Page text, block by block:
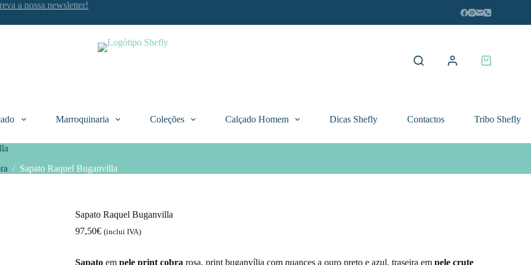
a nossa newsletter!
Carrinho
Marroquinaria Coleções Calçado Homem Dicas Shefly Contactos Tribo Shefly
/ Sapato Raquel Buganvilla
Sapato Raquel Buganvilla
97,50€ (inclui IVA)
Sapato empeleprint cobrarosa, print buganvília com nuances a ouro preto e azul, traseira empele crute